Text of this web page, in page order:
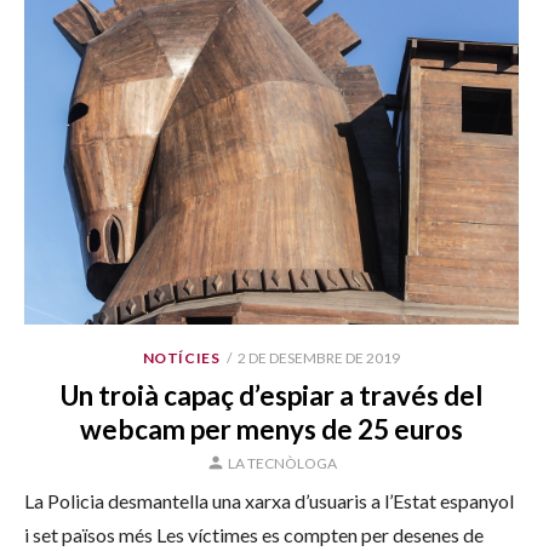
NOTÍCIES
PUBLICAT
2 DE DESEMBRE DE 2019
Un troià capaç d’espiar a través del
webcam per menys de 25 euros
AUTOR
LA TECNÒLOGA
La Policia desmantella una xarxa d’usuaris a l’Estat espanyol
i set països més Les víctimes es compten per desenes de